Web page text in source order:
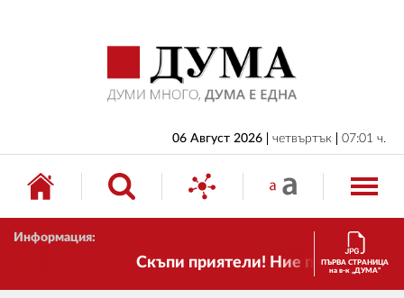
06 Август 2026 четвъртък 07:01 ч.
Информация:
Скъпи приятели! Ние пак сме тук!
ПЪРВА СТРАНИЦА
на в-к „ДУМА“
БЪЛГАРИЯ
ИКОНОМИКА
ИЗБОРИ
СВЯТ